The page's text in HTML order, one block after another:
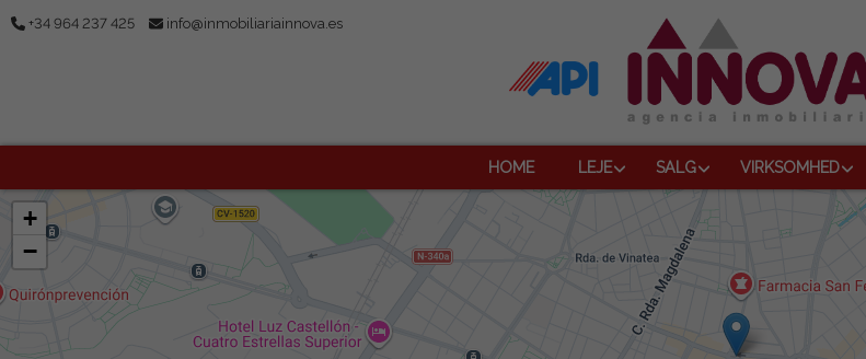
+34 964 237 425 info@inmobiliariainnova.es
HOME LEJE SALG VIRKSOMHED
+
−